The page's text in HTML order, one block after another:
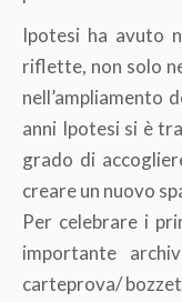
Ipotesi ha avuto
riflette, non solo
nell’ampliamento
anni Ipotesi si è
grado di
creare un nuovo
Per celebrare i
importante
carteprova/